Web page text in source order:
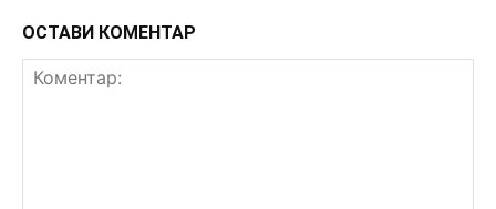
ОСТАВИ КОМЕНТАР